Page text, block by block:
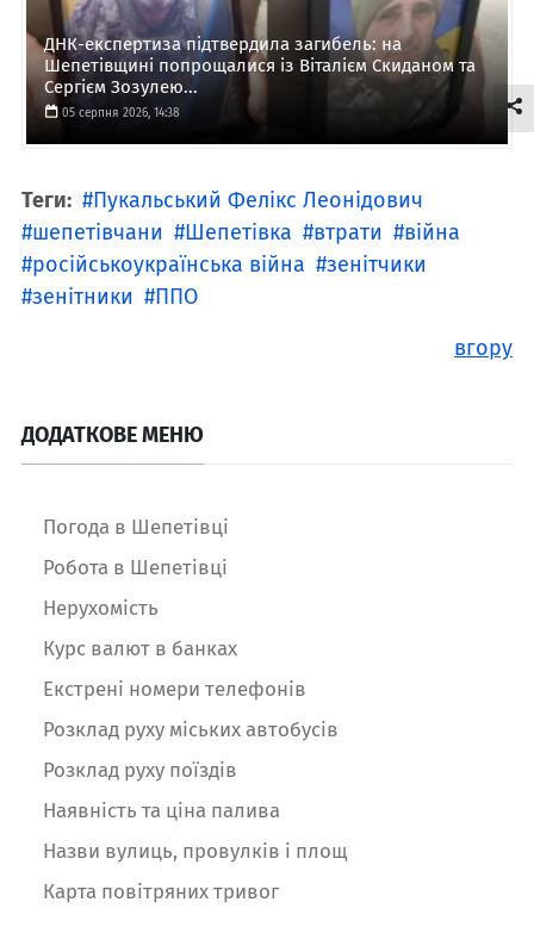
ДНК-експертиза підтвердила загибель: на
Шепетівщині попрощалися із Віталієм Скиданом та
Сергієм Зозулею...
05 серпня 2026, 14:38
Теги:
Пукальський Фелікс Леонідович
шепетівчани
Шепетівка втрати
війна
російськоукраїнська війна
зенітчики
зенітники
ППО
вгору
ДОДАТКОВЕ МЕНЮ
Погода в Шепетівці
Робота в Шепетівці
Нерухомість
Курс валют в банках
Екстрені номери телефонів
Розклад руху міських автобусів
Розклад руху поїздів
Наявність та ціна палива
Назви вулиць, провулків і площ
Карта повітряних тривог